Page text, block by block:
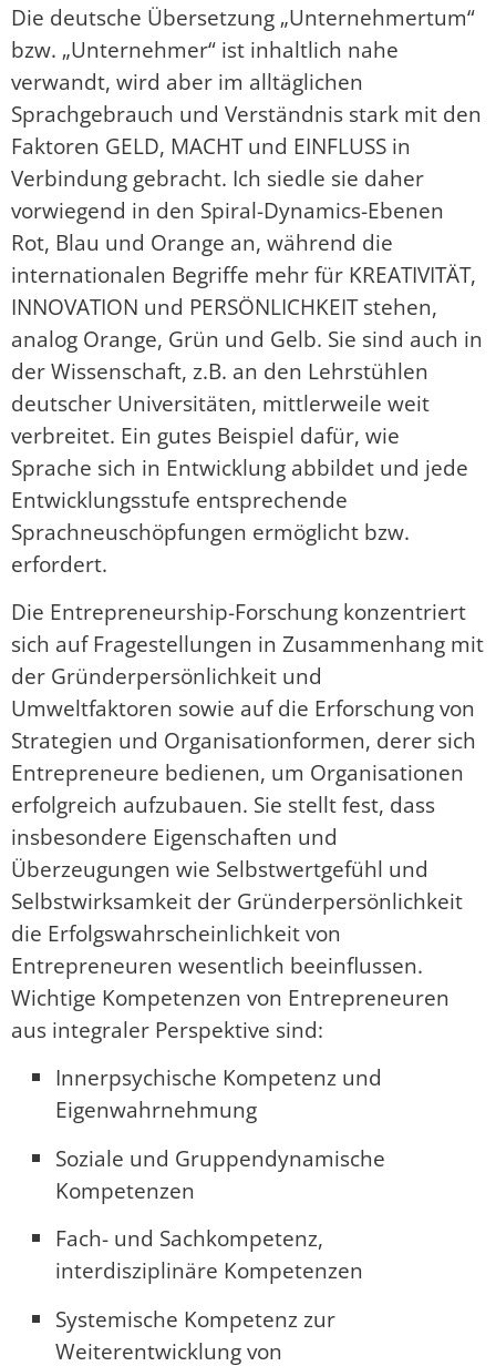
Die deutsche Übersetzung „Unternehmertum“
bzw. „Unternehmer“ ist inhaltlich nahe
verwandt, wird aber im alltäglichen
Sprachgebrauch und Verständnis stark mit den
Faktoren GELD, MACHT und EINFLUSS in
Verbindung gebracht. Ich siedle sie daher
vorwiegend in den Spiral-Dynamics-Ebenen
Rot, Blau und Orange an, während die
internationalen Begriffe mehr für KREATIVITÄT,
INNOVATION und PERSÖNLICHKEIT stehen,
analog Orange, Grün und Gelb. Sie sind auch in
der Wissenschaft, z.B. an den Lehrstühlen
deutscher Universitäten, mittlerweile weit
verbreitet. Ein gutes Beispiel dafür, wie
Sprache sich in Entwicklung abbildet und jede
Entwicklungsstufe entsprechende
Sprachneuschöpfungen ermöglicht bzw.
erfordert.
Die Entrepreneurship-Forschung konzentriert
sich auf Fragestellungen in Zusammenhang mit
der Gründerpersönlichkeit und
Umweltfaktoren sowie auf die Erforschung von
Strategien und Organisationformen, derer sich
Entrepreneure bedienen, um Organisationen
erfolgreich aufzubauen. Sie stellt fest, dass
insbesondere Eigenschaften und
Überzeugungen wie Selbstwertgefühl und
Selbstwirksamkeit der Gründerpersönlichkeit
die Erfolgswahrscheinlichkeit von
Entrepreneuren wesentlich beeinflussen.
Wichtige Kompetenzen von Entrepreneuren
aus integraler Perspektive sind:
Innerpsychische Kompetenz und
Eigenwahrnehmung
Soziale und Gruppendynamische
Kompetenzen
Fach- und Sachkompetenz,
interdisziplinäre Kompetenzen
Systemische Kompetenz zur
Weiterentwicklung von